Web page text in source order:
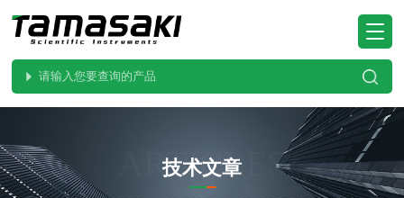
ARTICLES
技术文章